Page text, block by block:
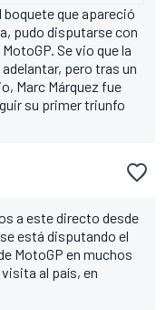
boquete que apareció
pudo disputarse con
Se vio que la
pero tras un
Marc Márquez fue
su primer triunfo
a este directo desde
está disputando el
MotoGP en muchos
al país, en